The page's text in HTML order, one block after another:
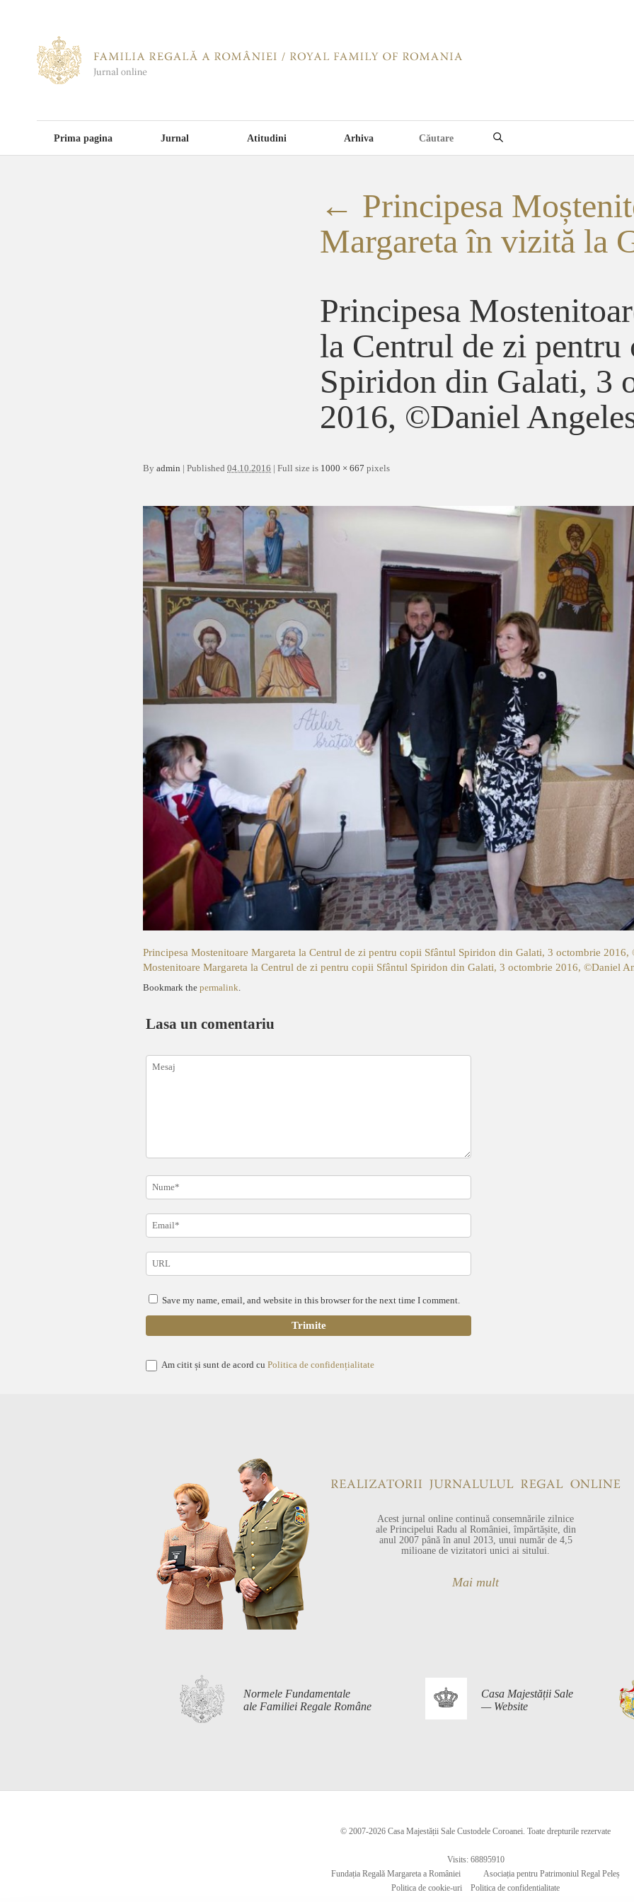
Prima pagina Jurnal Atitudini Arhiva
← Principesa
Margareta în vizită la
Principesa
la Centrul de zi
Spiridon din Galati, 3
2016, ©Daniel
By admin | Published 04.10.2016 | Full size is 1000 × 667 pixels
Principesa Mostenitoare Margareta la Centrul de zi pentru copii Sfântul Spiridon din Galati, 3 octombrie 2016,
Mostenitoare Margareta la Centrul de zi pentru copii Sfântul Spiridon din Galati, 3 octombrie 2016, ©Daniel
Bookmark the permalink
Lasa un comentariu
Save my name, email, and website in this browser for the next time I comment.
Am citit și sunt de acord cu Politica de confidențialitate
Acest jurnal online continuă consemnările zilnice
ale Principelui Radu al României, împărtășite, din
anul 2007 până în anul 2013, unui număr de 4,5
milioane de vizitatori unici ai sitului.
Mai mult
Normele Fundamentale
ale Familiei Regale Române
Casa Majestății Sale
— Website
© 2007-2026 Casa Majestății Sale Custodele Coroanei. Toate drepturile rezervate
Visits: 68895910
Fundația Regală Margareta a României
Asociația pentru Patrimoniul Regal Peleș
Politica de cookie-uri
Politica de confidentialitate